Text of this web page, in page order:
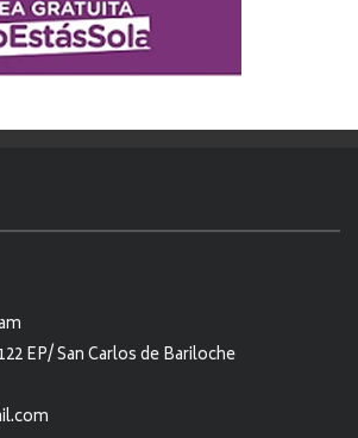
EP/ San Carlos de Bariloche